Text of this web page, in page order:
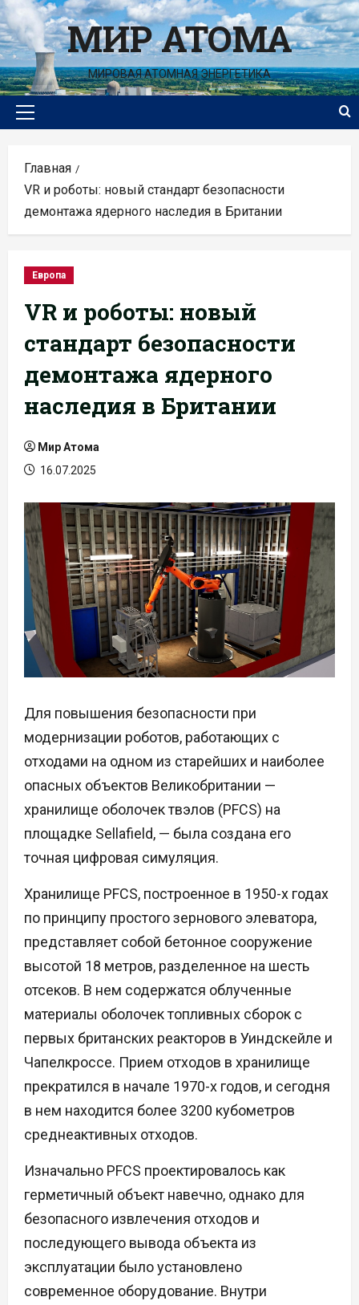
Перейти
к
содержимомуМИР АТОМА
МИРОВАЯ АТОМНАЯ ЭНЕРГЕТИКА
Основное
Главная
VR и роботы: новый стандарт безопасности
демонтажа ядерного наследия в Британии
Европа
VR и роботы: новый
стандарт безопасности
демонтажа ядерного
наследия в Британии
Мир Атома
16.07.2025
Для повышения безопасности при
модернизации роботов, работающих с
отходами на одном из старейших и наиболее
опасных объектов Великобритании —
хранилище оболочек твэлов (PFCS) на
площадке Sellafield, — была создана его
точная цифровая симуляция.
Хранилище PFCS, построенное в 1950-х годах
по принципу простого зернового элеватора,
представляет собой бетонное сооружение
высотой 18 метров, разделенное на шесть
отсеков. В нем содержатся облученные
материалы оболочек топливных сборок с
первых британских реакторов в Уиндскейле и
Чапелкроссе. Прием отходов в хранилище
прекратился в начале 1970-х годов, и сегодня
в нем находится более 3200 кубометров
среднеактивных отходов.
Изначально PFCS проектировалось как
герметичный объект навечно, однако для
безопасного извлечения отходов и
последующего вывода объекта из
эксплуатации было установлено
современное оборудование. Внутри